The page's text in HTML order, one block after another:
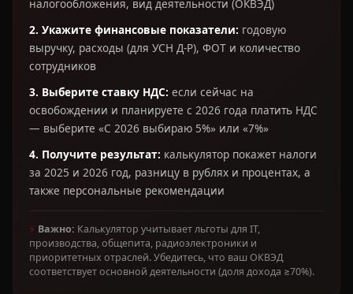
налогообложения, вид деятельности (ОКВЭД)
2. Укажите финансовые показатели: годовую
выручку, расходы (для УСН Д-Р), ФОТ и количество
сотрудников
3. Выберите ставку НДС: если сейчас на
освобождении и планируете с 2026 года платить НДС
— выберите «С 2026 выбираю 5%» или «7%»
4. Получите результат: калькулятор покажет налоги
за 2025 и 2026 год, разницу в рублях и процентах, а
также персональные рекомендации
⚡ Важно: Калькулятор учитывает льготы для IT,
производства, общепита, радиоэлектроники и
приоритетных отраслей. Убедитесь, что ваш ОКВЭД
соответствует основной деятельности (доля дохода ≥70%).